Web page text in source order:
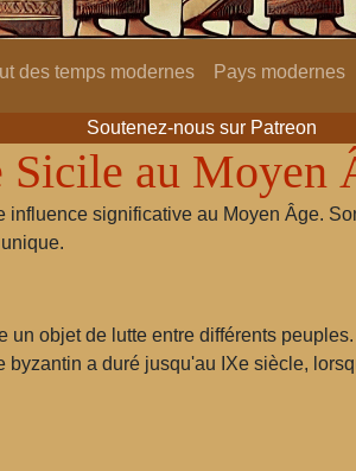
des temps modernes Pays modernes
Soutenez-nous sur Patreon
Sicile au Moyen
significative au Moyen Âge.
objet de lutte entre différents
byzantin a duré jusqu'au IXe siècle,